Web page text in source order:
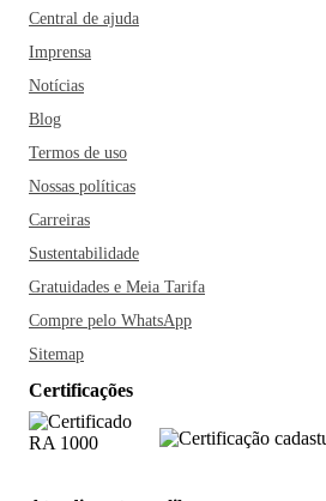
Central de ajuda
Imprensa
Notícias
Blog
Termos de uso
Nossas políticas
Carreiras
Sustentabilidade
Gratuidades e Meia Tarifa
Compre pelo WhatsApp
Sitemap
Certificações